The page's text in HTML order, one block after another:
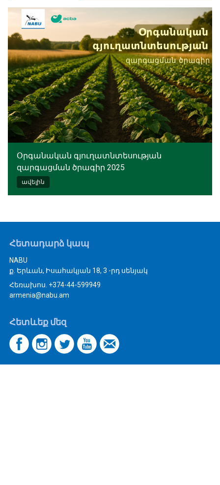
Օրգանական գյուղատնտեսության
զարգացման ծրագիր 2025
ավելին
Հետադարձ կապ
NABU
ք. Երևան, Իսահակյան 18, 3 -րդ սենյակ
Հեռախոս. +374-44-599949
armenia@nabu.am
Հետևեք մեզ